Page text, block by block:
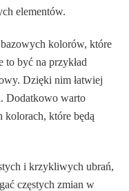
elementów.
kolorów, które
to być na przykład
Dzięki nim łatwiej
Dodatkowo warto
kolorach, które będą
i krzykliwych ubrań,
częstych zmian w